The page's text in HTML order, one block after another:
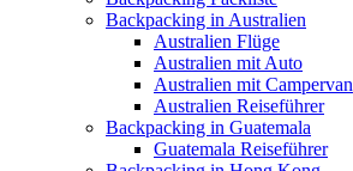
Backpacking in Australien
Australien Flüge
Australien mit Auto
Australien mit Campervan
Australien Reiseführer
Backpacking in Guatemala
Guatemala Reiseführer